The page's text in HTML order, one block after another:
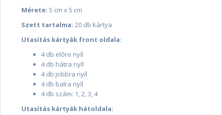
Mérete: 5 cm x 5 cm
Szett tartalma: 20 db kártya
Utasítás kártyák front oldala:
4 db előre nyíl
4 db hátra nyíl
4 db jobbra nyíl
4 db balra nyíl
4 db szám: 1, 2, 3, 4
Utasítás kártyák hátoldala: